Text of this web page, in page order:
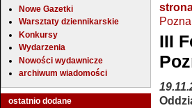
Nowe Gazetki
Warsztaty dziennikarskie
Konkursy
Wydarzenia
Nowości wydawnicze
archiwum wiadomości
ostatnio dodane
III